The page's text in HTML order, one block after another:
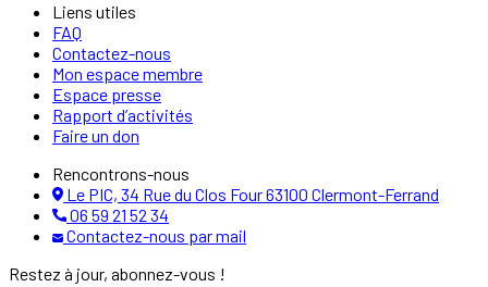
Liens utiles
FAQ
Contactez-nous
Mon espace membre
Espace presse
Rapport d’activités
Faire un don
Rencontrons-nous
Le PIC, 34 Rue du Clos Four 63100 Clermont-Ferrand
06 59 21 52 34
Contactez-nous par mail
Restez à jour, abonnez-vous !